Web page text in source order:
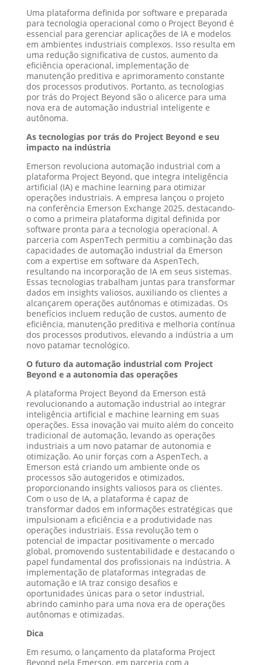
Uma plataforma definida por software e preparada
para tecnologia operacional como o Project Beyond é
essencial para gerenciar aplicações de IA e modelos
em ambientes industriais complexos. Isso resulta em
uma redução significativa de custos, aumento da
eficiência operacional, implementação de
manutenção preditiva e aprimoramento constante
dos processos produtivos. Portanto, as tecnologias
por trás do Project Beyond são o alicerce para uma
nova era de automação industrial inteligente e
autônoma.
As tecnologias por trás do Project Beyond e seu
impacto na indústria
Emerson revoluciona automação industrial com a
plataforma Project Beyond, que integra inteligência
artificial (IA) e machine learning para otimizar
operações industriais. A empresa lançou o projeto
na conferência Emerson Exchange 2025, destacando-
o como a primeira plataforma digital definida por
software pronta para a tecnologia operacional. A
parceria com AspenTech permitiu a combinação das
capacidades de automação industrial da Emerson
com a expertise em software da AspenTech,
resultando na incorporação de IA em seus sistemas.
Essas tecnologias trabalham juntas para transformar
dados em insights valiosos, auxiliando os clientes a
alcançarem operações autônomas e otimizadas. Os
benefícios incluem redução de custos, aumento de
eficiência, manutenção preditiva e melhoria contínua
dos processos produtivos, elevando a indústria a um
novo patamar tecnológico.
O futuro da automação industrial com Project
Beyond e a autonomia das operações
A plataforma Project Beyond da Emerson está
revolucionando a automação industrial ao integrar
inteligência artificial e machine learning em suas
operações. Essa inovação vai muito além do conceito
tradicional de automação, levando as operações
industriais a um novo patamar de autonomia e
otimização. Ao unir forças com a AspenTech, a
Emerson está criando um ambiente onde os
processos são autogeridos e otimizados,
proporcionando insights valiosos para os clientes.
Com o uso de IA, a plataforma é capaz de
transformar dados em informações estratégicas que
impulsionam a eficiência e a produtividade nas
operações industriais. Essa revolução tem o
potencial de impactar positivamente o mercado
global, promovendo sustentabilidade e destacando o
papel fundamental dos profissionais na indústria. A
implementação de plataformas integradas de
automação e IA traz consigo desafios e
oportunidades únicas para o setor industrial,
abrindo caminho para uma nova era de operações
autônomas e otimizadas.
Dica
Em resumo, o lançamento da plataforma Project
Beyond pela Emerson, em parceria com a